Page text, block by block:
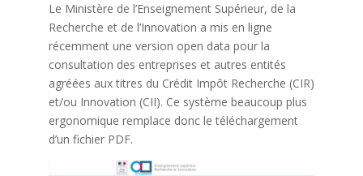
Le Ministère de l’Enseignement Supérieur, de la
Recherche et de l’Innovation a mis en ligne
récemment une version open data pour la
consultation des entreprises et autres entités
agréées aux titres du Crédit Impôt Recherche (CIR)
et/ou Innovation (CII). Ce système beaucoup plus
ergonomique remplace donc le téléchargement
d’un fichier PDF.